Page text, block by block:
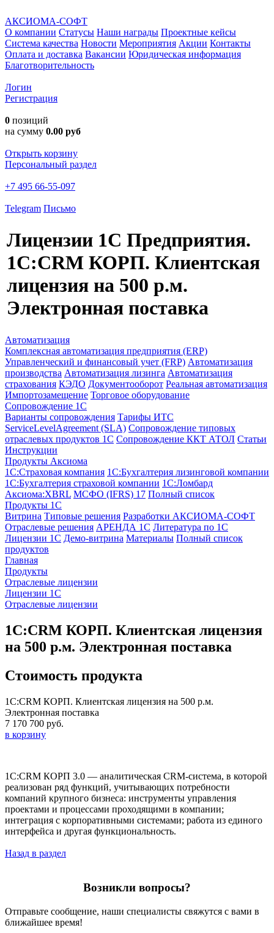
АКСИОМА-СОФТ
О компании Статусы Наши награды Проектные кейсы
Система качества Новости Мероприятия Акции Контакты
Оплата и доставка Вакансии Юридическая информация
Благотворительность
Логин
Регистрация
0 позиций
на сумму 0.00 руб
Открыть корзину
Персональный раздел
+7 495 66-55-097
Telegram Письмо
Лицензии 1С Предприятия.
1С:CRM КОРП. Клиентская
лицензия на 500 р.м.
Электронная поставка
Автоматизация
Комплексная автоматизация предприятия (ERP)
Управленческий и финансовый учет (FRP) Автоматизация
производства Автоматизация лизинга Автоматизация
страхования КЭДО Документооборот Реальная автоматизация
Импортозамещение Торговое оборудование
Сопровождение 1С
Варианты сопровождения Тарифы ИТС
ServiceLevelAgreement (SLA) Сопровождение типовых
отраслевых продуктов 1С Сопровождение ККТ АТОЛ Статьи
Инструкции
Продукты Аксиома
1С:Страховая компания 1С:Бухгалтерия лизинговой компании
1С:Бухгалтерия страховой компании 1С:Ломбард
Аксиома:XBRL МСФО (IFRS) 17 Полный список
Продукты 1С
Витрина Типовые решения Разработки АКСИОМА-СОФТ
Отраслевые решения АРЕНДА 1С Литература по 1С
Лицензии 1C Демо-витрина Материалы Полный список
продуктов
Главная
Продукты
Отраслевые лицензии
Лицензии 1С
Отраслевые лицензии
1С:CRM КОРП. Клиентская лицензия
на 500 р.м. Электронная поставка
Стоимость продукта
1С:CRM КОРП. Клиентская лицензия на 500 р.м.
Электронная поставка
7 170 700 руб.
в корзину
1С:CRM КОРП 3.0 — аналитическая CRM-система, в которой
реализован ряд функций, учитывающих потребности
компаний крупного бизнеса: инструменты управления
проектами и процессами проходящими в компании;
интеграция с корпоративными системами; работа из единого
интерфейса и другая функциональность.
Назад в раздел
Возникли вопросы?
Отправьте сообщение, наши специалисты свяжутся с вами в
ближайшее время!